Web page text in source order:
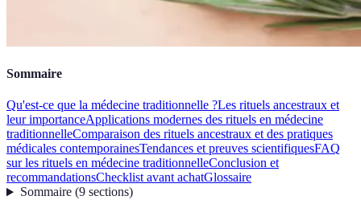
Sommaire
Qu'est-ce que la médecine traditionnelle ?Les rituels ancestraux et
leur importanceApplications modernes des rituels en médecine
traditionnelleComparaison des rituels ancestraux et des pratiques
médicales contemporainesTendances et preuves scientifiquesFAQ
sur les rituels en médecine traditionnelleConclusion et
recommandationsChecklist avant achatGlossaire
Sommaire(9 sections)